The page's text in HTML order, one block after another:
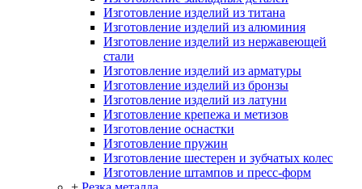
Изготовление изделий из титана
Изготовление изделий из алюминия
Изготовление изделий из нержавеющей
стали
Изготовление изделий из арматуры
Изготовление изделий из бронзы
Изготовление изделий из латуни
Изготовление крепежа и метизов
Изготовление оснастки
Изготовление пружин
Изготовление шестерен и зубчатых колес
Изготовление штампов и пресс-форм